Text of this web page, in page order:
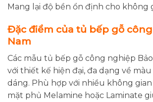
Mang lại độ bền ổn định cho không
Đặc điểm của tủ bếp gỗ
Nam
Các mẫu tủ bếp gỗ công nghiệp
với thiết kế hiện đại, đa dạng về màu
dáng. Phù hợp với nhiều không
mặt phủ Melamine hoặc Laminate